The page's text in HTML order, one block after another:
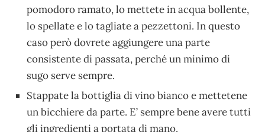
pomodoro ramato, lo mettete in acqua bollente,
lo spellate e lo tagliate a pezzettoni. In questo
caso però dovrete aggiungere una parte
consistente di passata, perché un minimo di
sugo serve sempre.
Stappate la bottiglia di vino bianco e mettetene
un bicchiere da parte. E’ sempre bene avere tutti
gli ingredienti a portata di mano.